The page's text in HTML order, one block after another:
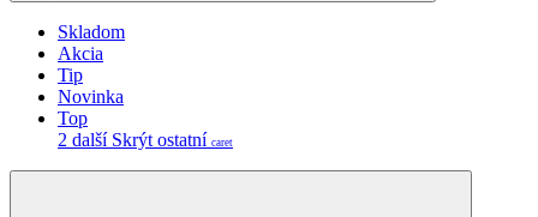
Skladom
Akcia
Tip
Novinka
Top
2 další Skrýt ostatní caret